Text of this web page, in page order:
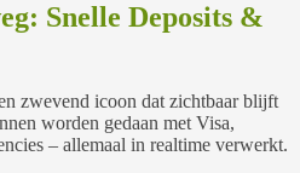
Snelle Deposits &
zwevend icoon dat zichtbaar blijft
worden gedaan met Visa,
– allemaal in realtime verwerkt.